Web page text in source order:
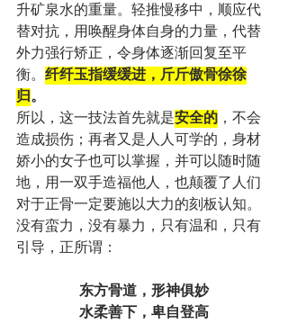
升矿泉水的重量。轻推慢移中，顺应代
替对抗，用唤醒身体自身的力量，代替
外力强行矫正，令身体逐渐回复至平
衡。 纤纤玉指缓缓进，斤斤傲骨徐徐
归。
所以，这一技法首先就是安全的 ，不会
造成损伤；再者又是人人可学的，身材
娇小的女子也可以掌握，并可以随时随
地，用一双手造福他人，也颠覆了人们
对于正骨一定要施以大力的刻板认知。
没有蛮力，没有暴力，只有温和，只有
引导，正所谓：
东方骨道，形神俱妙
水柔善下，卑自登高